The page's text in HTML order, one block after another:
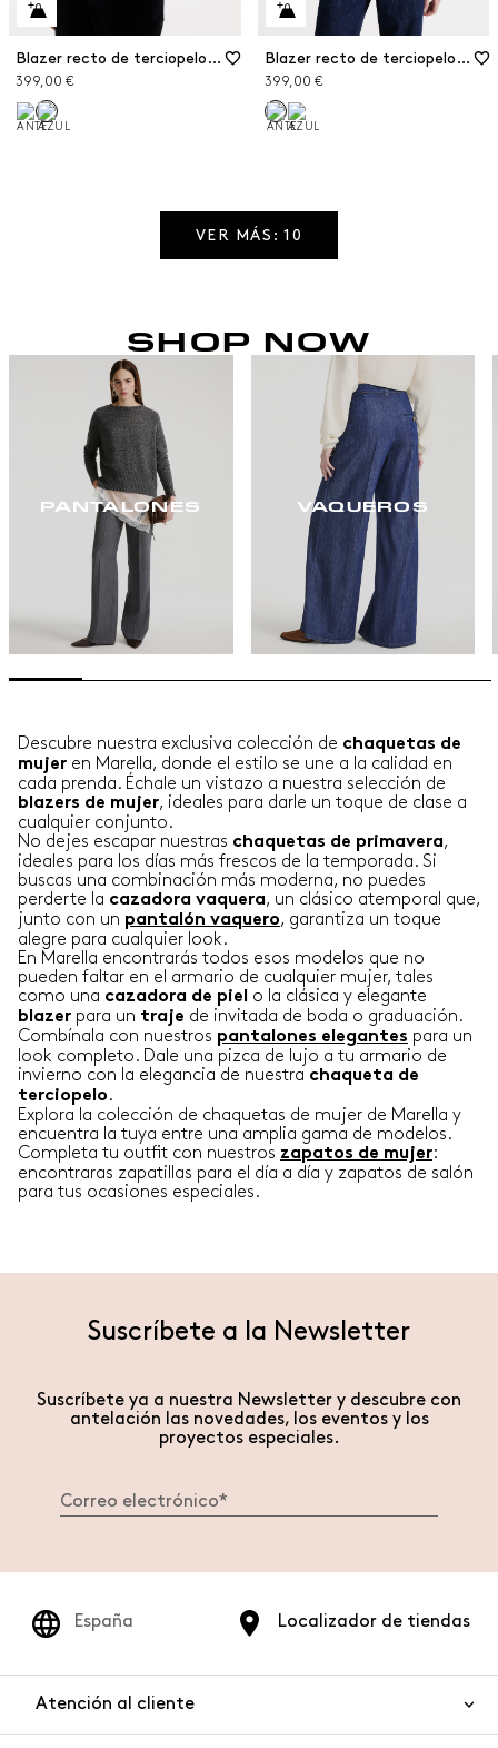
Blazer recto de terciopelo elástico
399,00 €
Blazer recto de terciopelo elástico
399,00 €
VER MÁS: 10
SHOP NOW
PANTALONES VAQUEROS
Descubre nuestra exclusiva colección de chaquetas de
mujer en Marella, donde el estilo se une a la calidad en
cada prenda. Échale un vistazo a nuestra selección de
blazers de mujer, ideales para darle un toque de clase a
cualquier conjunto.
No dejes escapar nuestras chaquetas de primavera,
ideales para los días más frescos de la temporada. Si
buscas una combinación más moderna, no puedes
perderte la cazadora vaquera, un clásico atemporal que,
junto con un pantalón vaquero, garantiza un toque
alegre para cualquier look.
En Marella encontrarás todos esos modelos que no
pueden faltar en el armario de cualquier mujer, tales
como una cazadora de piel
o la clásica y elegante
blazer para un traje de invitada de boda o graduación.
Combínala con nuestros pantalones elegantes para un
look completo. Dale una pizca de lujo a tu armario de
invierno con la elegancia de nuestra chaqueta de
terciopelo .
Explora la colección de chaquetas de mujer de Marella y
encuentra la tuya entre una amplia gama de modelos.
Completa tu outfit con nuestros zapatos de mujer:
encontraras zapatillas para el día a día y zapatos de salón
para tus ocasiones especiales.
Suscríbete a la Newsletter
Suscríbete ya a nuestra Newsletter y descubre con
antelación las novedades, los eventos y los
proyectos especiales.
Localizador de tiendas
España
Atención al cliente